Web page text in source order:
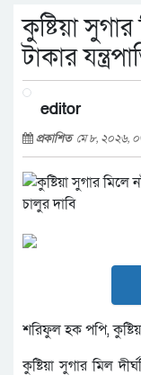
কুষ্টিয়া
টাকার
editor
প্রকাশিত মে ৮, ২০২৬,
শরিফুল হক পপি,
কুষ্টিয়া সুগার মিল